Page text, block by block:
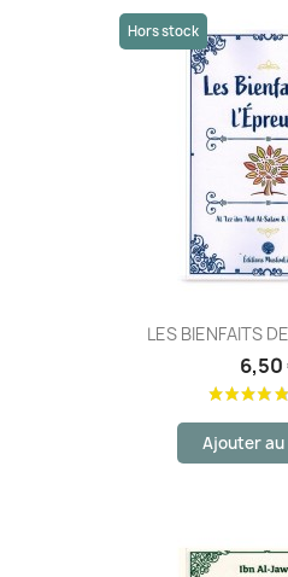
LES BIENFAITS
6,50
Ajouter
Hors stock